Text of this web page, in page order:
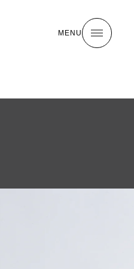
MENU
MENU
MENU